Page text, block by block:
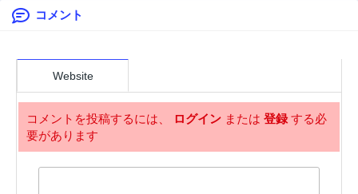
コメント
Website
コメントを投稿するには、 ログイン または 登録する必
要があります